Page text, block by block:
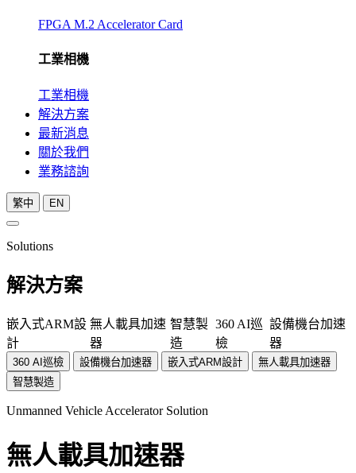
FPGA M.2 Accelerator Card
工業相機
工業相機
解決方案
最新消息
關於我們
業務諮詢
繁中 EN
Solutions
解決方案
嵌入式ARM設
計
無人載具加速
器
智慧製
造
360 AI巡
檢
設備機台加速
器
360 AI巡檢 設備機台加速器 嵌入式ARM設計
無人載具加速器
智慧製造
Unmanned Vehicle Accelerator Solution
無人載具加速器